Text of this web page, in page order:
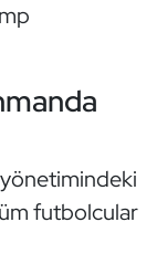
futbolcular